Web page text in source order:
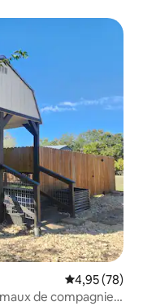
Évaluation
4,95 (78)
de compagnie